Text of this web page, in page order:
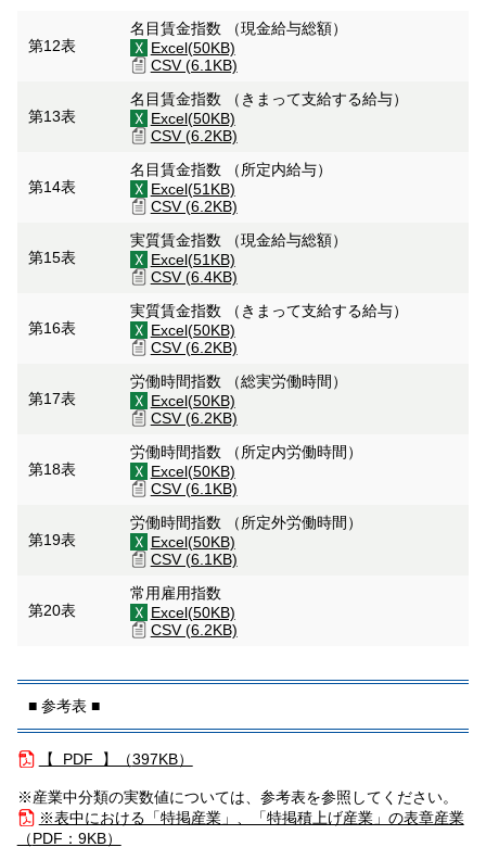
第12表
名目賃金指数 （現金給与総額）
Excel(50KB)
CSV (6.1KB)
第13表
名目賃金指数 （きまって支給する給与）
Excel(50KB)
CSV (6.2KB)
第14表
名目賃金指数 （所定内給与）
Excel(51KB)
CSV (6.2KB)
第15表
実質賃金指数 （現金給与総額）
Excel(51KB)
CSV (6.4KB)
第16表
実質賃金指数 （きまって支給する給与）
Excel(50KB)
CSV (6.2KB)
第17表
労働時間指数 （総実労働時間）
Excel(50KB)
CSV (6.2KB)
第18表
労働時間指数 （所定内労働時間）
Excel(50KB)
CSV (6.1KB)
第19表
労働時間指数 （所定外労働時間）
Excel(50KB)
CSV (6.1KB)
第20表
常用雇用指数
Excel(50KB)
CSV (6.2KB)
■ 参考表 ■
【 PDF 】（397KB）
※産業中分類の実数値については、参考表を参照してください。
※表中における「特掲産業」、「特掲積上げ産業」の表章産業
（PDF：9KB）